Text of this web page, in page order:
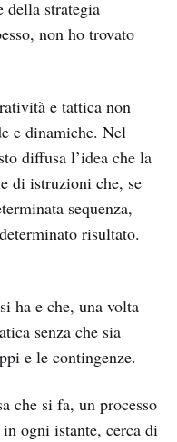
della strategia
non ho trovato
e tattica non
e dinamiche. Nel
diffusa l’idea che la
di istruzioni che, se
sequenza,
risultato.
ha e che, una volta
senza che sia
e le contingenze.
che si fa, un processo
ogni istante, cerca di